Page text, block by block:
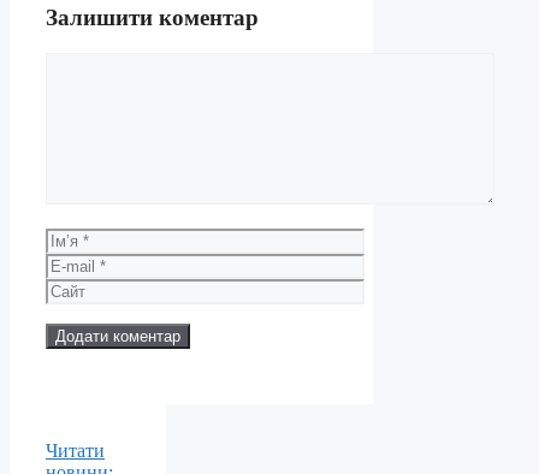
Залишити коментар
Ім’я
E-
mail
Сайт
Читати